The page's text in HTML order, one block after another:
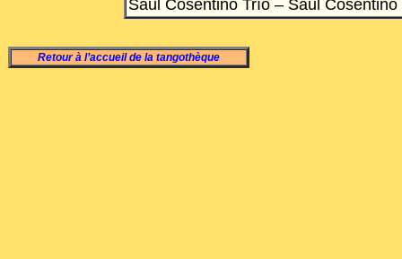
Saul Cosentino Trío – Saul Cosentino
Retour à l’accueil de la tangothèque